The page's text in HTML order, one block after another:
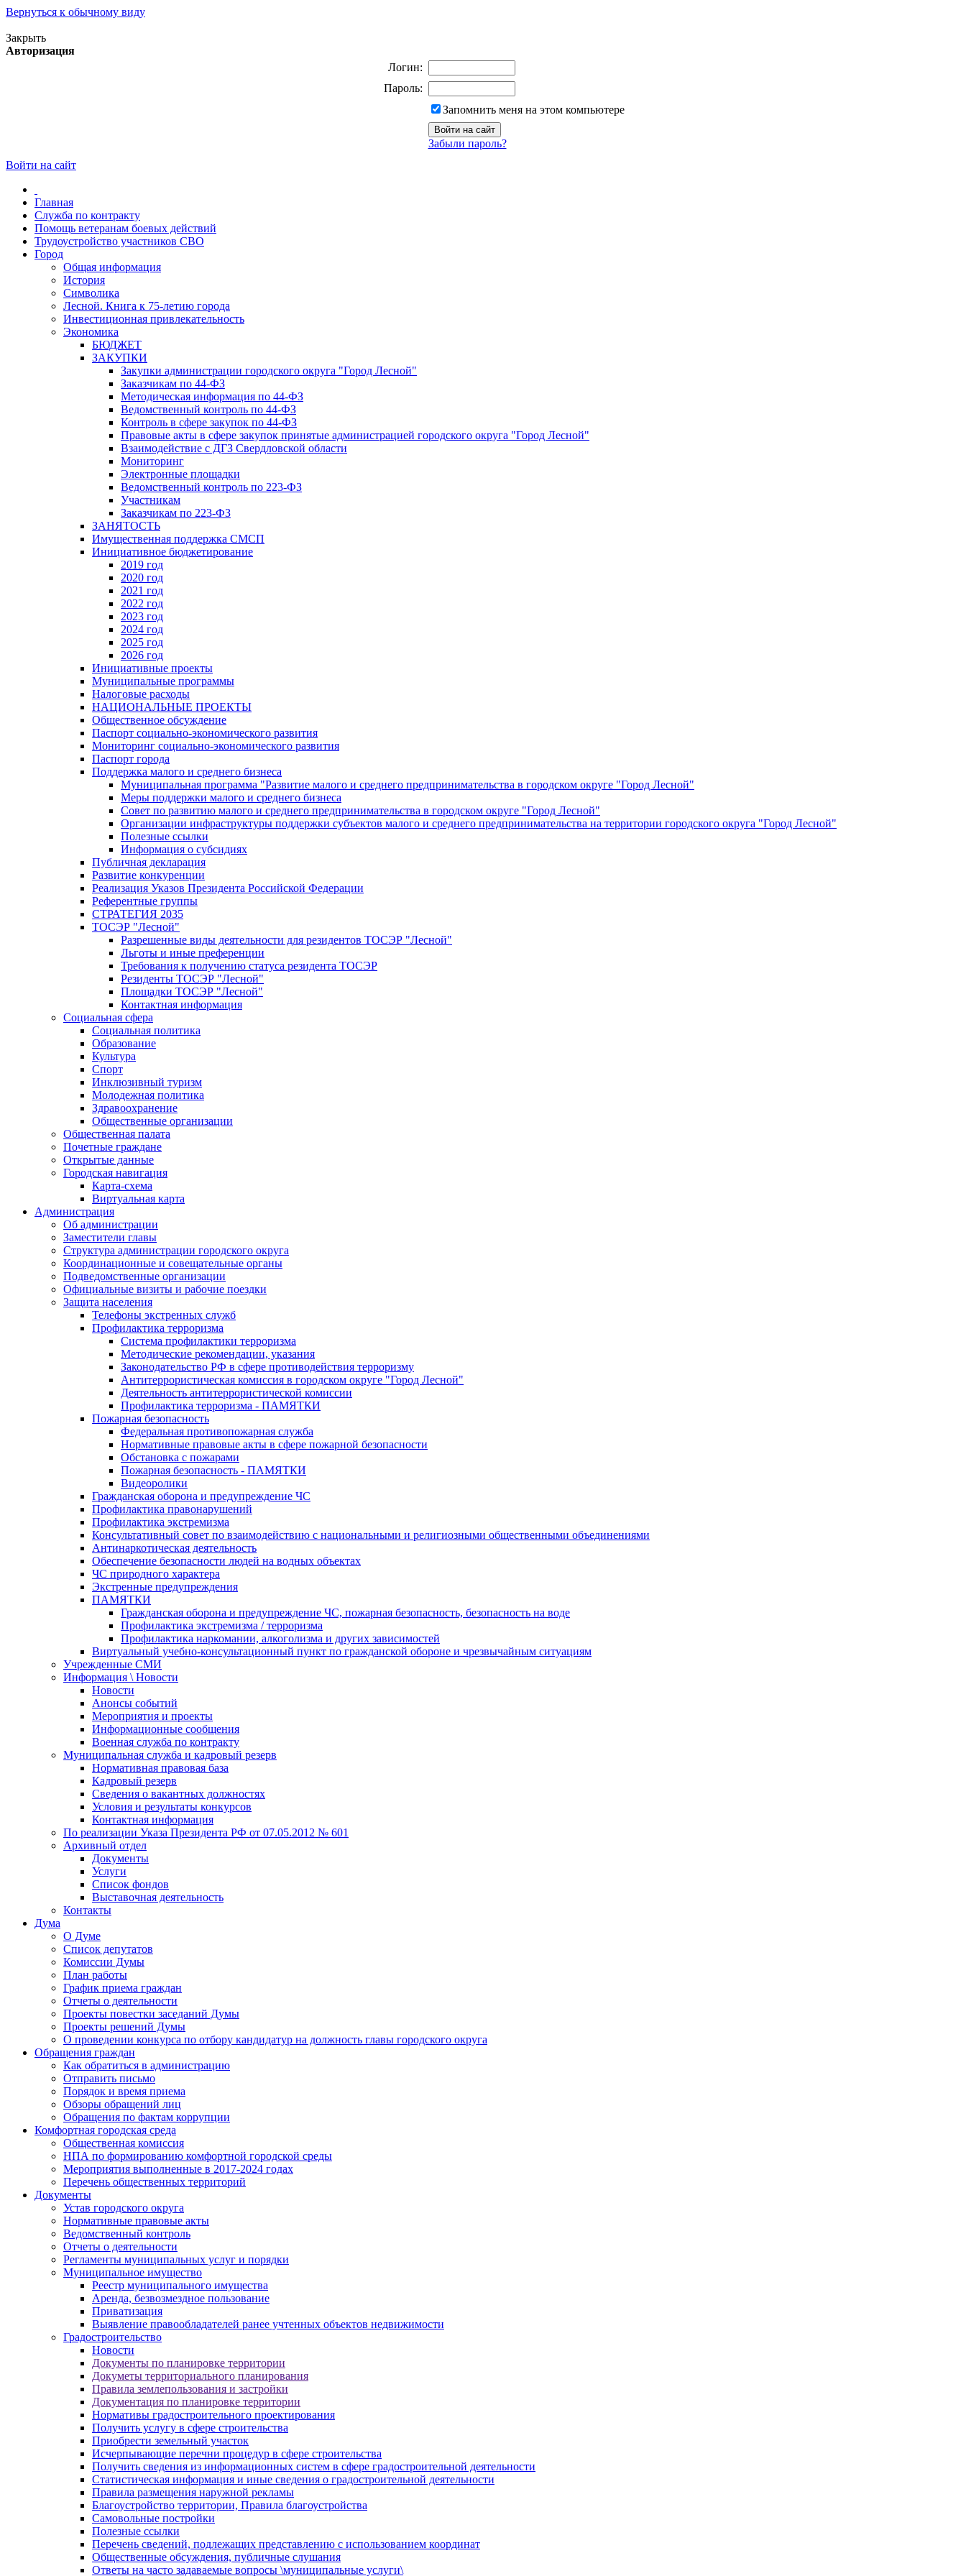
Вернуться к обычному виду
Закрыть
Авторизация
Логин:
Пароль:
Запомнить меня на этом компьютере
Забыли пароль?
Войти на сайт
Главная
Служба по контракту
Помощь ветеранам боевых действий
Трудоустройство участников СВО
Город
Общая информация
История
Символика
Лесной. Книга к 75-летию города
Инвестиционная привлекательность
Экономика
БЮДЖЕТ
ЗАКУПКИ
Закупки администрации городского округа "Город Лесной"
Заказчикам по 44-ФЗ
Методическая информация по 44-ФЗ
Ведомственный контроль по 44-ФЗ
Контроль в сфере закупок по 44-ФЗ
Правовые акты в сфере закупок принятые администрацией городского округа "Город Лесной"
Взаимодействие с ДГЗ Свердловской области
Мониторинг
Электронные площадки
Ведомственный контроль по 223-ФЗ
Участникам
Заказчикам по 223-ФЗ
ЗАНЯТОСТЬ
Имущественная поддержка СМСП
Инициативное бюджетирование
2019 год
2020 год
2021 год
2022 год
2023 год
2024 год
2025 год
2026 год
Инициативные проекты
Муниципальные программы
Налоговые расходы
НАЦИОНАЛЬНЫЕ ПРОЕКТЫ
Общественное обсуждение
Паспорт социально-экономического развития
Мониторинг социально-экономического развития
Паспорт города
Поддержка малого и среднего бизнеса
Муниципальная программа "Развитие малого и среднего предпринимательства в городском округе "Город Лесной"
Меры поддержки малого и среднего бизнеса
Совет по развитию малого и среднего предпринимательства в городском округе "Город Лесной"
Организации инфраструктуры поддержки субъектов малого и среднего предпринимательства на территории городского округа "Город Лесной"
Полезные ссылки
Информация о субсидиях
Публичная декларация
Развитие конкуренции
Реализация Указов Президента Российской Федерации
Референтные группы
СТРАТЕГИЯ 2035
ТОСЭР "Лесной"
Разрешенные виды деятельности для резидентов ТОСЭР "Лесной"
Льготы и иные преференции
Требования к получению статуса резидента ТОСЭР
Резиденты ТОСЭР "Лесной"
Площадки ТОСЭР "Лесной"
Контактная информация
Социальная сфера
Социальная политика
Образование
Культура
Спорт
Инклюзивный туризм
Молодежная политика
Здравоохранение
Общественные организации
Общественная палата
Почетные граждане
Открытые данные
Городская навигация
Карта-схема
Виртуальная карта
Администрация
Об администрации
Заместители главы
Структура администрации городского округа
Координационные и совещательные органы
Подведомственные организации
Официальные визиты и рабочие поездки
Защита населения
Телефоны экстренных служб
Профилактика терроризма
Система профилактики терроризма
Методические рекомендации, указания
Законодательство РФ в сфере противодействия терроризму
Антитеррористическая комиссия в городском округе "Город Лесной"
Деятельность антитеррористической комиссии
Профилактика терроризма - ПАМЯТКИ
Пожарная безопасность
Федеральная противопожарная служба
Нормативные правовые акты в сфере пожарной безопасности
Обстановка с пожарами
Пожарная безопасность - ПАМЯТКИ
Видеоролики
Гражданская оборона и предупреждение ЧС
Профилактика правонарушений
Профилактика экстремизма
Консультативный совет по взаимодействию с национальными и религиозными общественными объединениями
Антинаркотическая деятельность
Обеспечение безопасности людей на водных объектах
ЧС природного характера
Экстренные предупреждения
ПАМЯТКИ
Гражданская оборона и предупреждение ЧС, пожарная безопасность, безопасность на воде
Профилактика экстремизма / терроризма
Профилактика наркомании, алкоголизма и других зависимостей
Виртуальный учебно-консультационный пункт по гражданской обороне и чрезвычайным ситуациям
Учрежденные СМИ
Информация \ Новости
Новости
Анонсы событий
Мероприятия и проекты
Информационные сообщения
Военная служба по контракту
Муниципальная служба и кадровый резерв
Нормативная правовая база
Кадровый резерв
Сведения о вакантных должностях
Условия и результаты конкурсов
Контактная информация
По реализации Указа Президента РФ от 07.05.2012 № 601
Архивный отдел
Документы
Услуги
Список фондов
Выставочная деятельность
Контакты
Дума
О Думе
Список депутатов
Комиссии Думы
План работы
График приема граждан
Отчеты о деятельности
Проекты повестки заседаний Думы
Проекты решений Думы
О проведении конкурса по отбору кандидатур на должность главы городского округа
Обращения граждан
Как обратиться в администрацию
Отправить письмо
Порядок и время приема
Обзоры обращений лиц
Обращения по фактам коррупции
Комфортная городская среда
Общественная комиссия
НПА по формированию комфортной городской среды
Мероприятия выполненные в 2017-2024 годах
Перечень общественных территорий
Документы
Устав городского округа
Нормативные правовые акты
Ведомственный контроль
Отчеты о деятельности
Регламенты муниципальных услуг и порядки
Муниципальное имущество
Реестр муниципального имущества
Аренда, безвозмездное пользование
Приватизация
Выявление правообладателей ранее учтенных объектов недвижимости
Градостроительство
Новости
Документы по планировке территории
Докуметы территориального планирования
Правила землепользования и застройки
Документация по планировке территории
Нормативы градостроительного проектирования
Получить услугу в сфере строительства
Приобрести земельный участок
Исчерпывающие перечни процедур в сфере строительства
Получить сведения из информационных систем в сфере градостроительной деятельности
Статистическая информация и иные сведения о градостроительной деятельности
Правила размещения наружной рекламы
Благоустройство территории, Правила благоустройства
Самовольные постройки
Полезные ссылки
Перечень сведений, подлежащих представлению с использованием координат
Общественные обсуждения, публичные слушания
Ответы на часто задаваемые вопросы \муниципальные услуги\